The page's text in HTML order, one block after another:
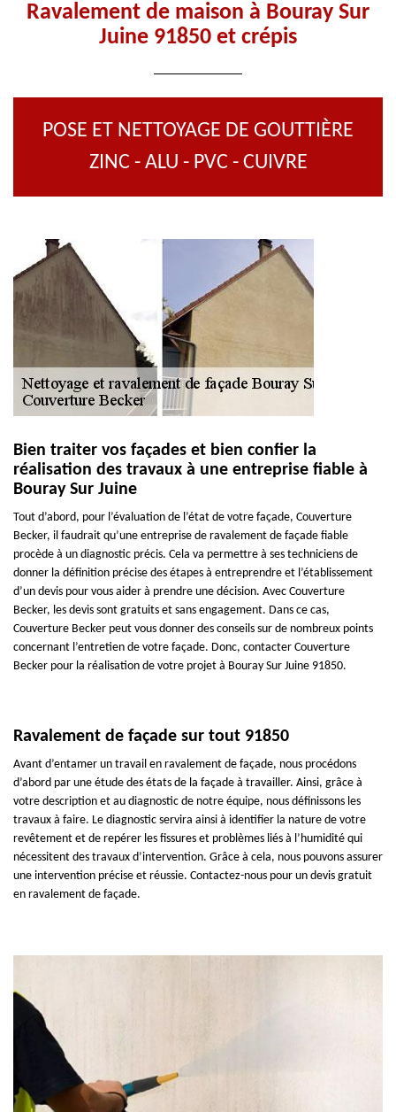
Ravalement de maison à Bouray Sur
Juine 91850 et crépis
POSE ET NETTOYAGE DE GOUTTIÈRE
ZINC - ALU - PVC - CUIVRE
Bien traiter vos façades et bien confier la
réalisation des travaux à une entreprise fiable à
Bouray Sur Juine
Tout d’abord, pour l’évaluation de l’état de votre façade, Couverture
Becker, il faudrait qu’une entreprise de ravalement de façade fiable
procède à un diagnostic précis. Cela va permettre à ses techniciens de
donner la définition précise des étapes à entreprendre et l’établissement
d’un devis pour vous aider à prendre une décision. Avec Couverture
Becker, les devis sont gratuits et sans engagement. Dans ce cas,
Couverture Becker peut vous donner des conseils sur de nombreux points
concernant l’entretien de votre façade. Donc, contacter Couverture
Becker pour la réalisation de votre projet à Bouray Sur Juine 91850.
Ravalement de façade sur tout 91850
Avant d’entamer un travail en ravalement de façade, nous procédons
d’abord par une étude des états de la façade à travailler. Ainsi, grâce à
votre description et au diagnostic de notre équipe, nous définissons les
travaux à faire. Le diagnostic servira ainsi à identifier la nature de votre
revêtement et de repérer les fissures et problèmes liés à l’humidité qui
nécessitent des travaux d’intervention. Grâce à cela, nous pouvons assurer
une intervention précise et réussie. Contactez-nous pour un devis gratuit
en ravalement de façade.